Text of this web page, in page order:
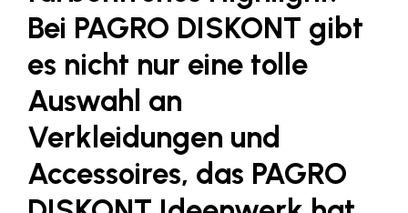
Bauvereinigungen
Getzner Werkstoffe
Heimat Österreich
Johnson & Johnson
JELD-WEN DANA
Bei PAGRO DISKONT gibt
es nicht nur eine tolle
Auswahl an
Verkleidungen und
Accessoires, das PAGRO